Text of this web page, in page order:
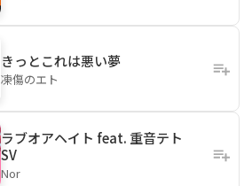
きっとこれは悪い夢
凍傷のエト
ラブオアヘイト feat. 重音テト
SV
Nor